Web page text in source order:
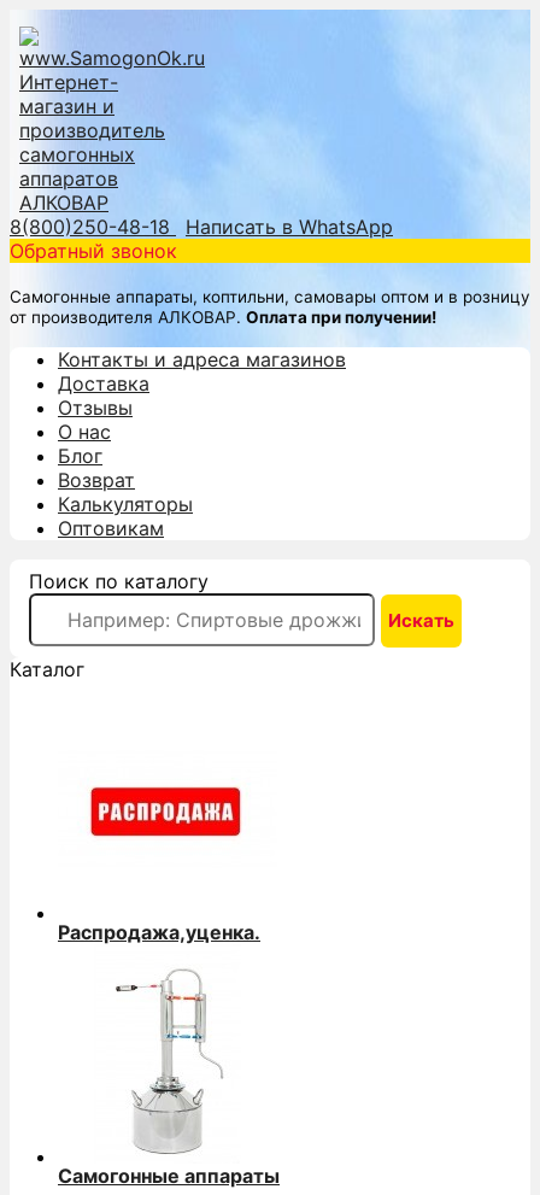
8(800)250-48-18
Написать в WhatsApp
Обратный звонок
Самогонные аппараты, коптильни, самовары оптом и в розницу
от производителя АЛКОВАР. Оплата при получении!
Контакты и адреса магазинов
Доставка
Отзывы
О нас
Блог
Возврат
Калькуляторы
Оптовикам
Поиск по каталогу
Каталог
Распродажа,уценка.
Самогонные аппараты